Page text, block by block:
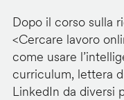
Dopo il corso sulla
<Cercare lavoro
come usare
curriculum, lettera
LinkedIn da diversi